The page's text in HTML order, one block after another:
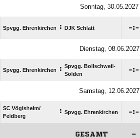
Sonntag, 30.05.2027
Spvgg. Ehrenkirchen : DJK Schlatt :
Dienstag, 08.06.2027
Spvgg. Ehrenkirchen : Spvgg. Bollschweil-
Sölden
:
Samstag, 12.06.2027
SC Vögisheim/​
Feldberg
: Spvgg. Ehrenkirchen :
GESAMT –